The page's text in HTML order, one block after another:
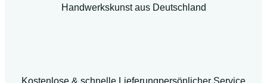
Handwerkskunst aus Deutschland
Kostenlose & schnelle Lieferungpersönlicher Service